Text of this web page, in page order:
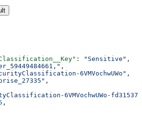
: "Sensitive" ,
,
6VMVochwUWo" ,
,
6VMVochwUWo-
,